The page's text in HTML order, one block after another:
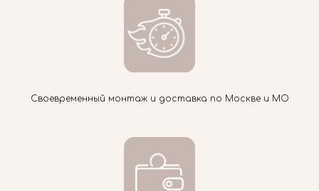
Своевременный монтаж и доставка по Москве и МО